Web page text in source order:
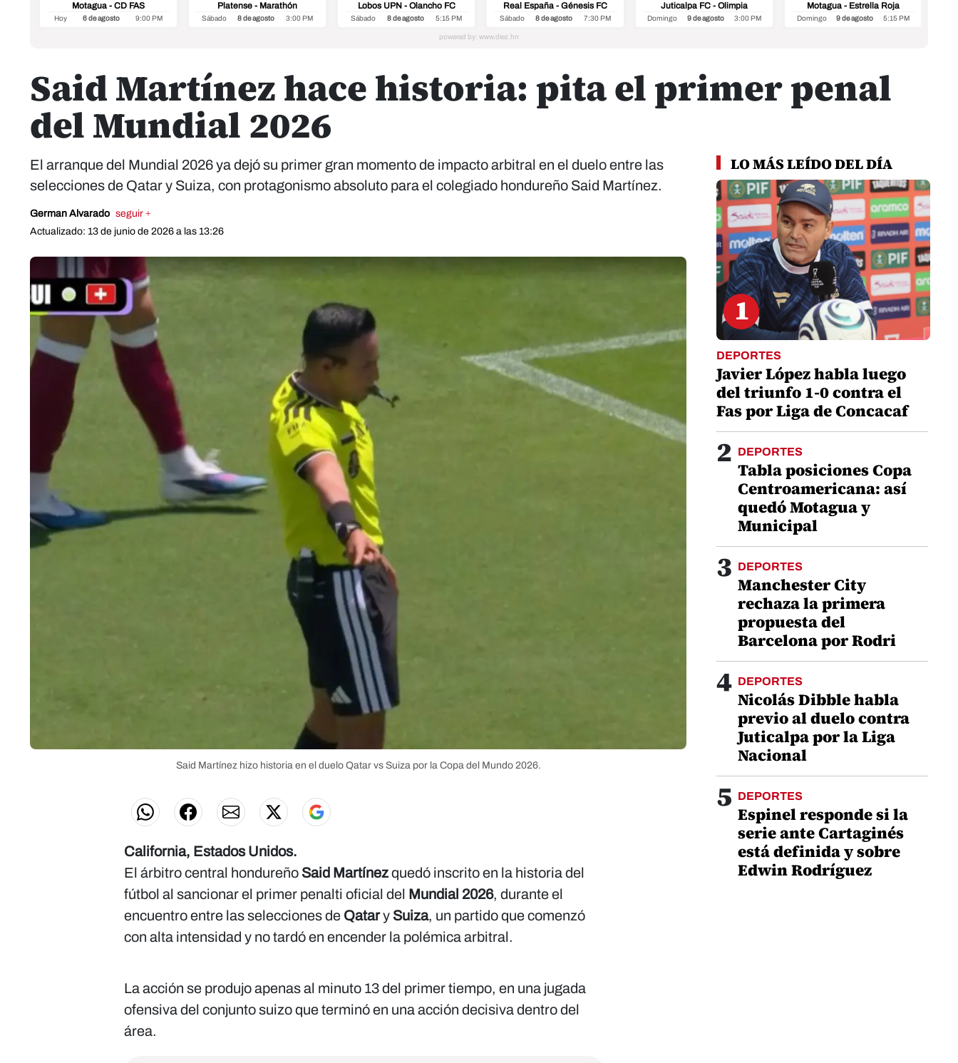
Motagua - CD FAS
Hoy 6 de agosto 9:00 PM
Platense - Marathón
Sábado 8 de agosto 3:00 PM
Lobos UPN - Olancho FC
Sábado 8 de agosto 5:15 PM
Real España - Génesis FC
Sábado 8 de agosto 7:30 PM
Juticalpa FC - Olimpia
Domingo 9 de agosto 3:00 PM
Motagua - Estrella Roja
Domingo 9 de agosto 5:15 PM
Said Martínez hace historia: pita el primer penal
del Mundial 2026
El arranque del Mundial 2026 ya dejó su primer gran momento de impacto arbitral en el duelo entre las
selecciones de Qatar y Suiza, con protagonismo absoluto para el colegiado hondureño Said Martínez.
German Alvarado seguir +
Actualizado: 13 de junio de 2026 a las 13:26
Said Martínez hizo historia en el duelo Qatar vs Suiza por la Copa del Mundo 2026.
California, Estados Unidos.
El árbitro central hondureño Said Martínezquedó inscrito en la historia del
fútbol al sancionar el primer penalti oficial del Mundial 2026, durante el
encuentro entre las selecciones de Qatary Suiza, un partido que comenzó
con alta intensidad y no tardó en encender la polémica arbitral.
La acción se produjo apenas al minuto 13 del primer tiempo, en una jugada
ofensiva del conjunto suizo que terminó en una acción decisiva dentro del
área.
LO MÁS LEÍDO DEL DÍA
1
DEPORTES
Javier López habla luego
del triunfo 1-0 contra el
Fas por Liga de Concacaf
2 DEPORTES
Tabla posiciones Copa
Centroamericana: así
quedó Motagua y
Municipal
3 DEPORTES
Manchester City
rechaza la primera
propuesta del
Barcelona por Rodri
4 DEPORTES
Nicolás Dibble habla
previo al duelo contra
Juticalpa por la Liga
Nacional
5 DEPORTES
Espinel responde si la
serie ante Cartaginés
está definida y sobre
Edwin Rodríguez